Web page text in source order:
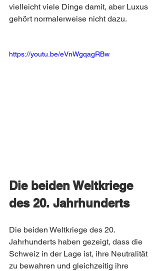
vielleicht viele Dinge damit, aber Luxus
gehört normalerweise nicht dazu.
https://youtu.be/eVnWgqagRBw
Die beiden Weltkriege
des 20. Jahrhunderts
Die beiden Weltkriege des 20.
Jahrhunderts haben gezeigt, dass die
Schweiz in der Lage ist, ihre Neutralität
zu bewahren und gleichzeitig ihre